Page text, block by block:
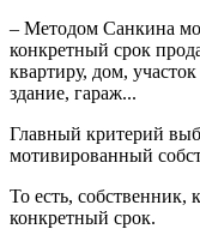
– Методом Санкина
конкретный срок
квартиру, дом,
здание, гараж...
Главный критерий
мотивированный
То есть,
конкретный срок.